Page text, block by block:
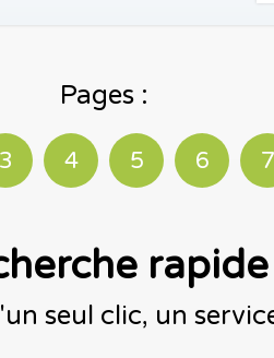
Pages :
3 4 5 6 7
rapide
seul clic, un